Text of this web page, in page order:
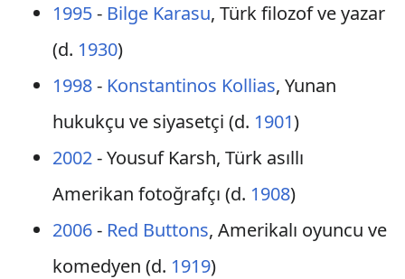
1995- Bilge Karasu, Türk filozof ve yazar
(d. 1930)
1998- Konstantinos Kollias, Yunan
hukukçu ve siyasetçi (d. 1901)
2002- Yousuf Karsh, Türk asıllı
Amerikan fotoğrafçı (d. 1908)
2006- Red Buttons, Amerikalı oyuncu ve
komedyen (d. 1919)